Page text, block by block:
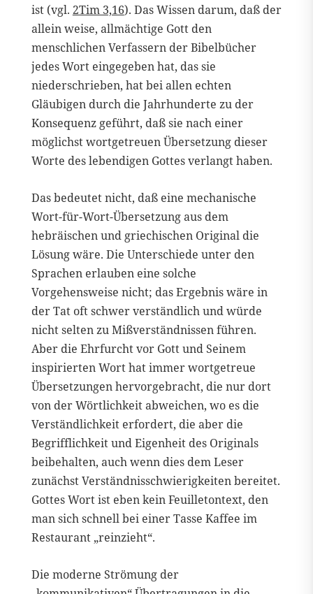
ist (vgl. 2Tim 3,16). Das Wissen darum, daß der
allein weise, allmächtige Gott den
menschlichen Verfassern der Bibelbücher
jedes Wort eingegeben hat, das sie
niederschrieben, hat bei allen echten
Gläubigen durch die Jahrhunderte zu der
Konsequenz geführt, daß sie nach einer
möglichst wortgetreuen Übersetzung dieser
Worte des lebendigen Gottes verlangt haben.
Das bedeutet nicht, daß eine mechanische
Wort-für-Wort-Übersetzung aus dem
hebräischen und griechischen Original die
Lösung wäre. Die Unterschiede unter den
Sprachen erlauben eine solche
Vorgehensweise nicht; das Ergebnis wäre in
der Tat oft schwer verständlich und würde
nicht selten zu Mißverständnissen führen.
Aber die Ehrfurcht vor Gott und Seinem
inspirierten Wort hat immer wortgetreue
Übersetzungen hervorgebracht, die nur dort
von der Wörtlichkeit abweichen, wo es die
Verständlichkeit erfordert, die aber die
Begrifflichkeit und Eigenheit des Originals
beibehalten, auch wenn dies dem Leser
zunächst Verständnisschwierigkeiten bereitet.
Gottes Wort ist eben kein Feuilletontext, den
man sich schnell bei einer Tasse Kaffee im
Restaurant „reinzieht“.
Die moderne Strömung der